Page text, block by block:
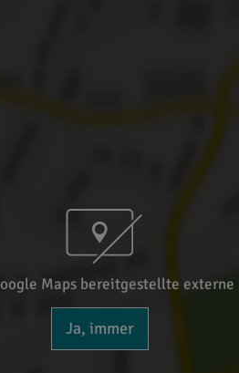
Maps bereitgestellte
Ja, immer